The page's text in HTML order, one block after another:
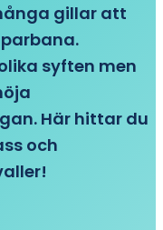
gillar att
syften men
Här hittar du
och